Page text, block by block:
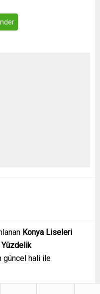
Konya Liseleri
güncel hali ile